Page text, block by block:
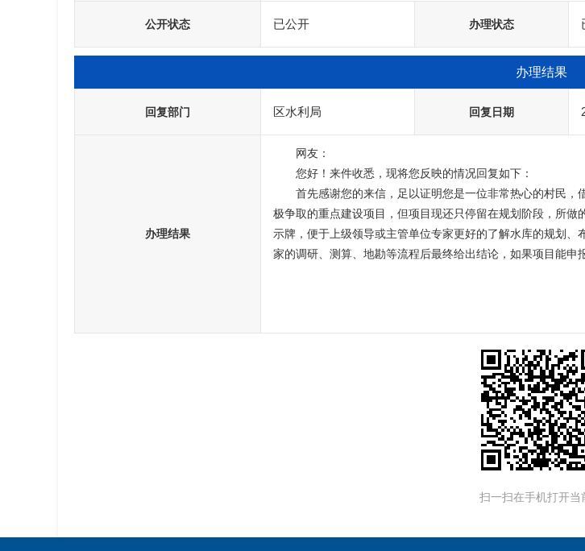
公开状态 已公开 办理状态
办理结果
回复部门 区水利局 回复日期
办理结果
网友：
您好！来件收悉，现将您反映的情况回复如下：
首先感谢您的来信，足以证明您是一位非常热心的村民
极争取的重点建设项目，但项目现还只停留在规划阶段，所
示牌，便于上级领导或主管单位专家更好的了解水库的规划
家的调研、测算、地勘等流程后最终给出结论，如果项目能申
扫一扫在手机打开当